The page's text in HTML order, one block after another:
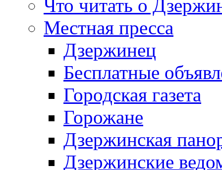
Что читать о
Местная пресса
Дзержинец
Бесплатные
Городская газета
Горожане
Дзержинская
Дзержинские